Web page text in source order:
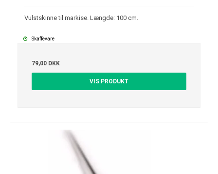
Vulstskinne til markise. Længde: 100 cm.
Skaffevare
79,00 DKK
VIS PRODUKT